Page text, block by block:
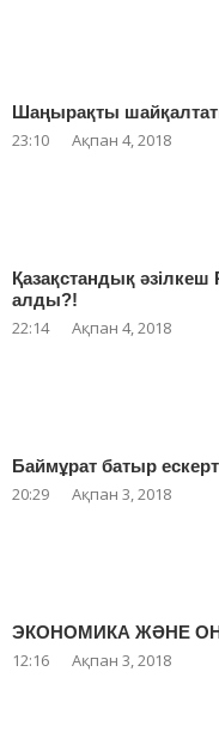
Шаңырақты
23:10 Ақпан 4, 2018
Қазақстандық
алды?!
22:14 Ақпан 4, 2018
Баймұрат батыр
20:29 Ақпан 3, 2018
ЭКОНОМИКА ЖӘНЕ
12:16 Ақпан 3, 2018